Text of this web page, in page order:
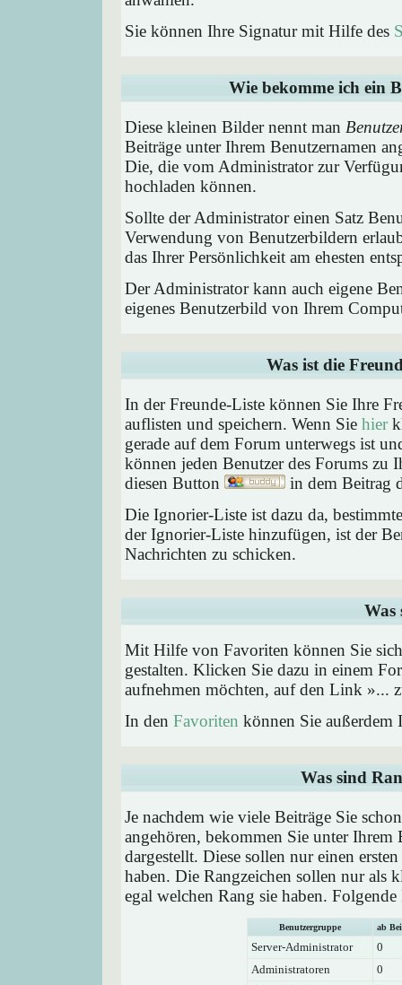
Sie können Ihre Signatur mit Hilfe des
Wie bekomme ich ein
Diese kleinen Bilder nennt man
Beiträge unter Ihrem Benutzernamen
Die, die vom Administrator zur
hochladen können.
Sollte der Administrator einen Satz
Verwendung von Benutzerbildern
das Ihrer Persönlichkeit am ehesten
Der Administrator kann auch eigene
eigenes Benutzerbild von Ihrem
Was ist die
In der Freunde-Liste können Sie Ihre
auflisten und speichern. Wenn Sie hier
gerade auf dem Forum unterwegs ist
können jeden Benutzer des Forums zu
diesen Button
in dem Beitrag
Die Ignorier-Liste ist dazu da,
der Ignorier-Liste hinzufügen, ist der
Nachrichten zu schicken.
Was
Mit Hilfe von Favoriten können Sie
gestalten. Klicken Sie dazu in einem
aufnehmen möchten, auf den Link »...
In den Favoriten können Sie
Was sind
Je nachdem wie viele Beiträge Sie
angehören, bekommen Sie unter Ihrem
dargestellt. Diese sollen nur einen
haben. Die Rangzeichen sollen nur als
egal welchen Rang sie haben.
Benutzergruppe ab
Server-Administrator
0
Administratoren
0